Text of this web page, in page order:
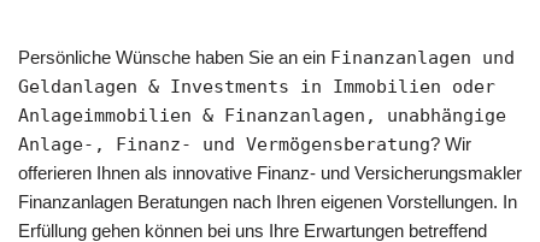
Persönliche Wünsche haben Sie an ein Finanzanlagen und
Geldanlagen & Investments in Immobilien oder
Anlageimmobilien & Finanzanlagen, unabhängige
Anlage-, Finanz- und Vermögensberatung? Wir
offerieren Ihnen als innovative Finanz- und Versicherungsmakler
Finanzanlagen Beratungen nach Ihren eigenen Vorstellungen. In
Erfüllung gehen können bei uns Ihre Erwartungen betreffend